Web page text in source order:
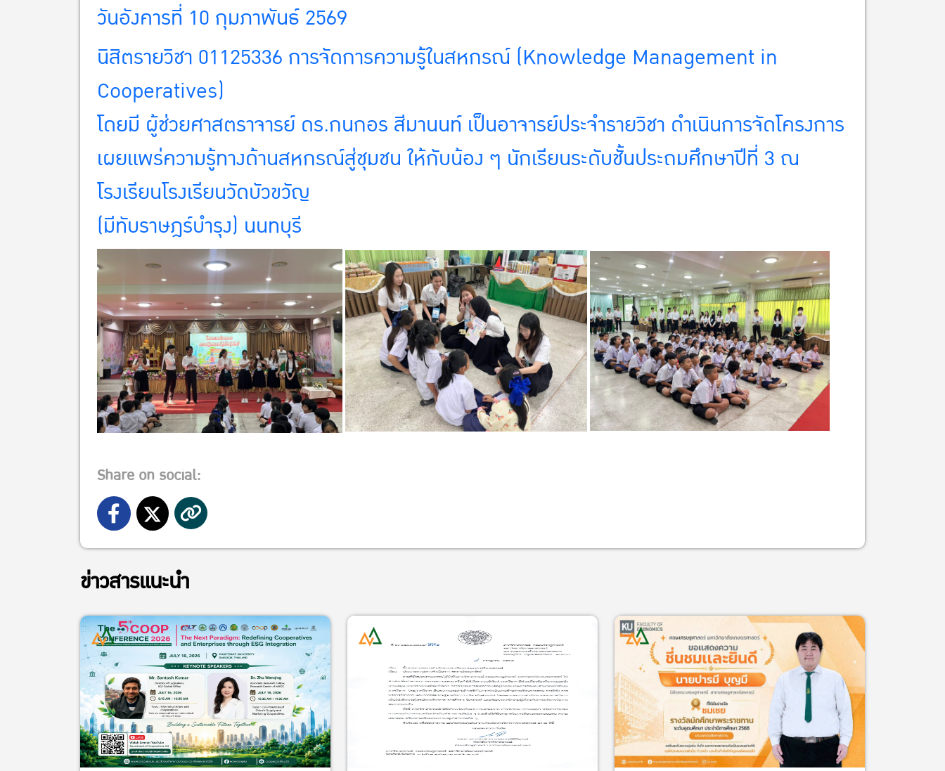
วันอังคารที่ 10 กุมภาพันธ์ 2569
นิสิตรายวิชา 01125336 การจัดการความรู้ในสหกรณ์ (Knowledge Management in
Cooperatives)
โดยมี ผู้ช่วยศาสตราจารย์ ดร.กนกอร สีมานนท์ เป็นอาจารย์ประจำรายวิชา ดำเนินการจัดโครงการ
เผยแพร่ความรู้ทางด้านสหกรณ์สู่ชุมชน ให้กับน้อง ๆ นักเรียนระดับชั้นประถมศึกษาปีที่ 3 ณ
โรงเรียนโรงเรียนวัดบัวขวัญ
(มีทับราษฎร์บํารุง) นนทบุรี
Share on social:
ข่าวสารแนะนำ